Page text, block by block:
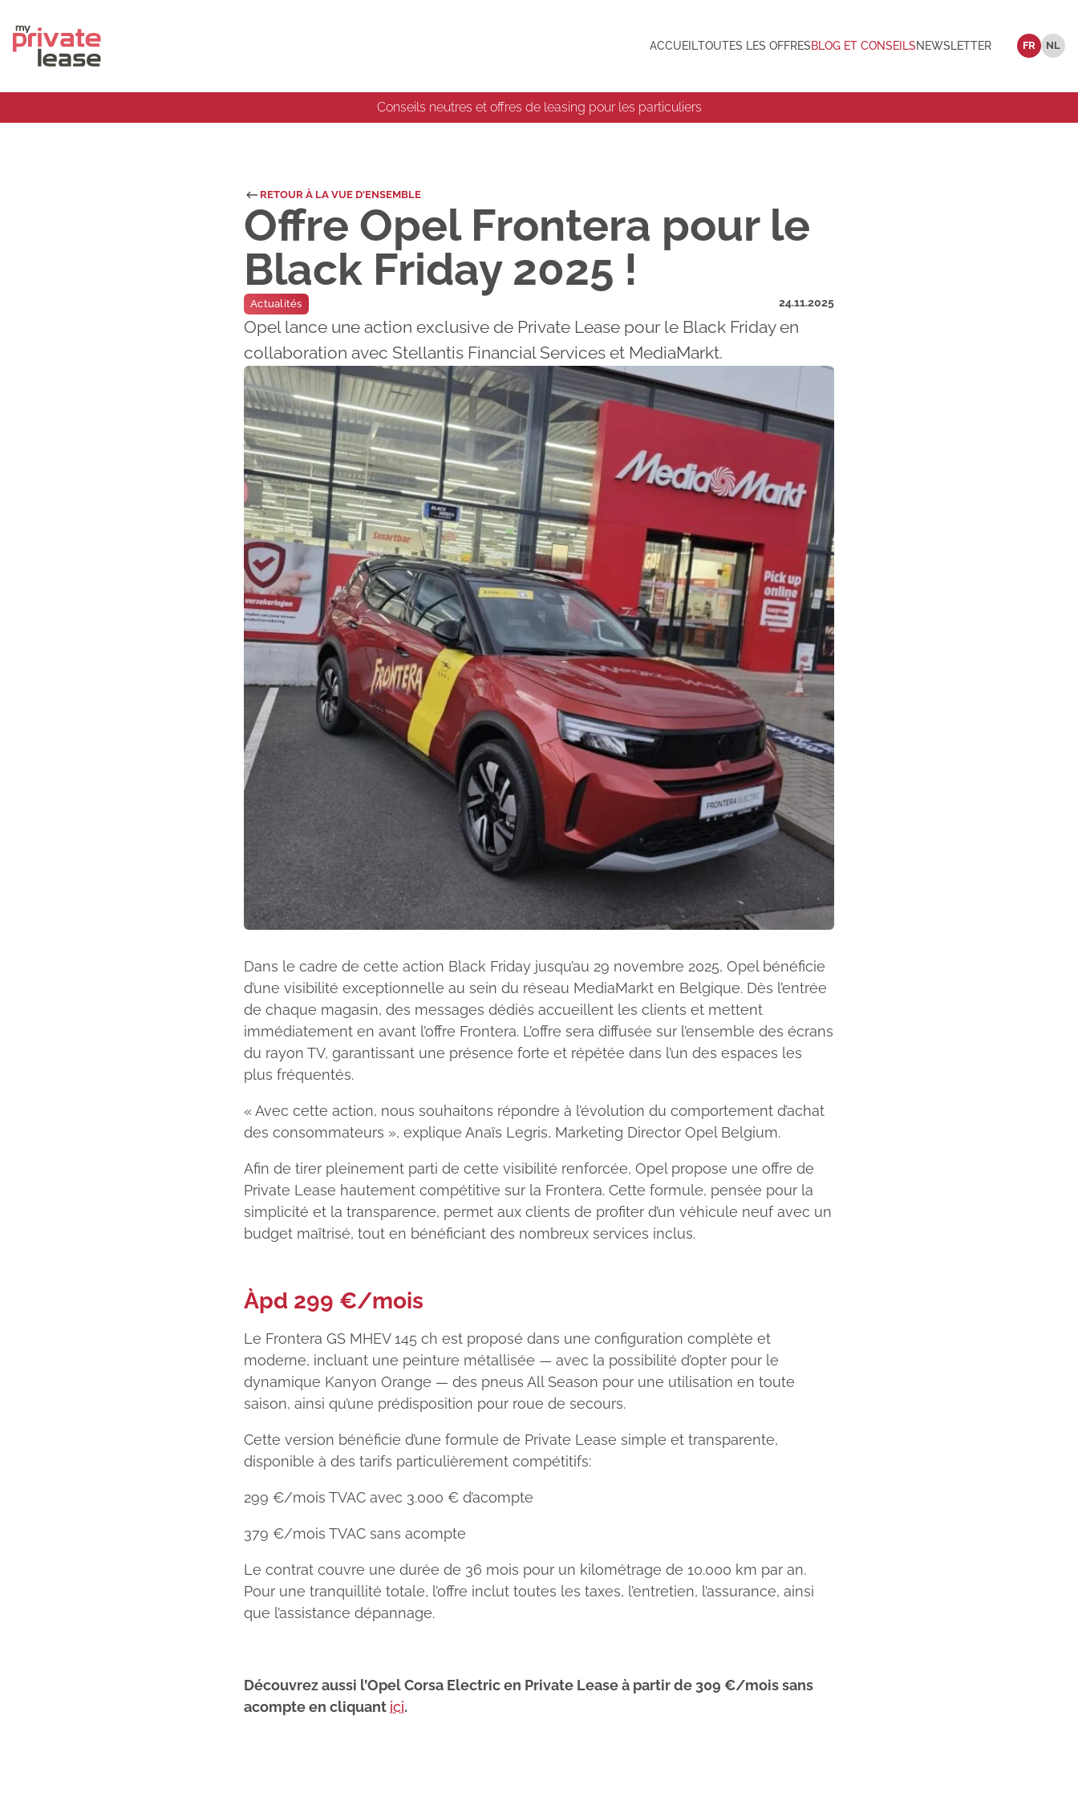
ACCUEIL TOUTES LES OFFRESBLOG ET CONSEILSNEWSLETTER FR NL
Conseils neutres et offres de leasing pour les particuliers
RETOUR À LA VUE D'ENSEMBLE
Offre Opel Frontera pour le
Black Friday 2025 !
Actualités 24.11.2025
Opel lance une action exclusive de Private Lease pour le Black Friday en
collaboration avec Stellantis Financial Services et MediaMarkt.
Dans le cadre de cette action Black Friday jusqu’au 29 novembre 2025, Opel bénéficie
d’une visibilité exceptionnelle au sein du réseau MediaMarkt en Belgique. Dès l’entrée
de chaque magasin, des messages dédiés accueillent les clients et mettent
immédiatement en avant l’offre Frontera. L’offre sera diffusée sur l’ensemble des écrans
du rayon TV, garantissant une présence forte et répétée dans l’un des espaces les
plus fréquentés.
« Avec cette action, nous souhaitons répondre à l’évolution du comportement d’achat
des consommateurs », explique Anaïs Legris, Marketing Director Opel Belgium.
Afin de tirer pleinement parti de cette visibilité renforcée, Opel propose une offre de
Private Lease hautement compétitive sur la Frontera. Cette formule, pensée pour la
simplicité et la transparence, permet aux clients de profiter d’un véhicule neuf avec un
budget maîtrisé, tout en bénéficiant des nombreux services inclus.
Àpd 299 €/mois
Le Frontera GS MHEV 145 ch est proposé dans une configuration complète et
moderne, incluant une peinture métallisée — avec la possibilité d’opter pour le
dynamique Kanyon Orange — des pneus All Season pour une utilisation en toute
saison, ainsi qu’une prédisposition pour roue de secours.
Cette version bénéficie d’une formule de Private Lease simple et transparente,
disponible à des tarifs particulièrement compétitifs:
299 €/mois TVAC avec 3.000 € d’acompte
379 €/mois TVAC sans acompte
Le contrat couvre une durée de 36 mois pour un kilométrage de 10.000 km par an.
Pour une tranquillité totale, l’offre inclut toutes les taxes, l’entretien, l’assurance, ainsi
que l’assistance dépannage.
Découvrez aussi l’Opel Corsa Electric en Private Lease à partir de 309 €/mois sans
acompte en cliquant ici.